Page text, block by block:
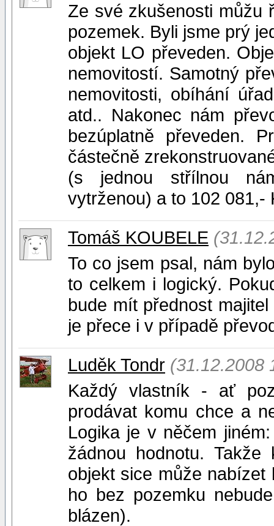
Ze své zkušenosti můžu
pozemek. Byli jsme prý
objekt LO převeden.
nemovitostí. Samotný
nemovitosti, obíhání
atd.. Nakonec nám
bezúplatně převeden.
částečně
(s jednou střílnou
vytrženou) a to 102 081,-
Tomáš KOUBELE
To co jsem psal, nám
to celkem i logický.
bude mít přednost
je přece i v případě
Luděk Tondr (31.12.2008
Každý vlastník - ať
prodávat komu chce a
Logika je v něčem
žádnou hodnotu.
objekt sice může
ho bez pozemku
blázen).